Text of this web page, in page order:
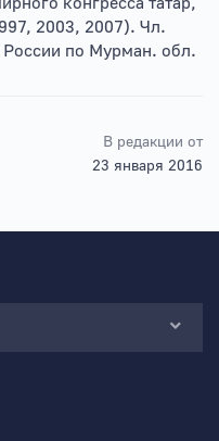
2003, 2007). Чл.
по Мурман. обл.
В редакции от
23 января 2016